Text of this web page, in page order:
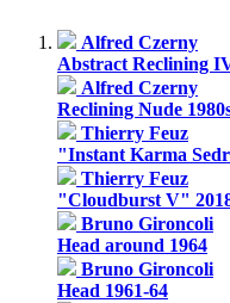
Alfred Czerny
Abstract Reclining
Alfred Czerny
Reclining Nude
Thierry Feuz
"Instant Karma
Thierry Feuz
"Cloudburst V"
Bruno Gironcoli
Head around 1964
Bruno Gironcoli
Head 1961-64